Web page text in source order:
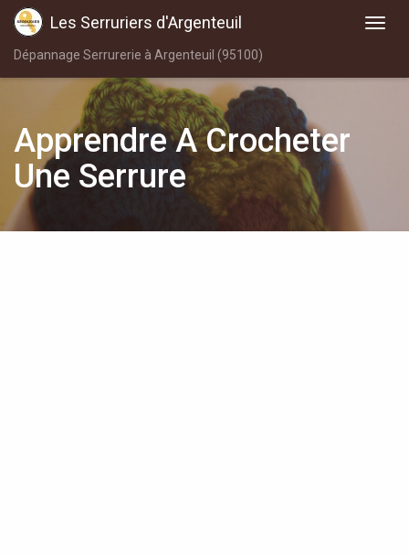
Les Serruriers d'Argenteuil
Dépannage Serrurerie à Argenteuil (95100)
Apprendre A Crocheter
Une Serrure